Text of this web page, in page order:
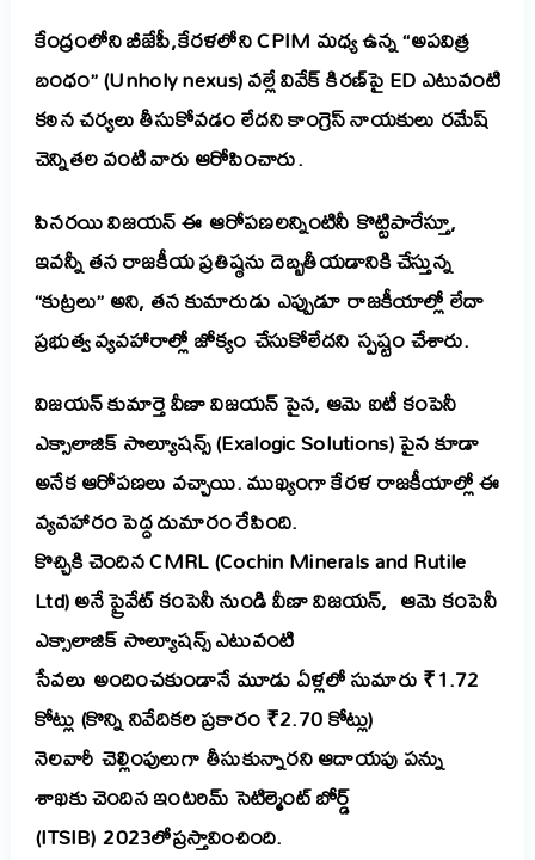
కేంద్రంలోని బీజేపీ,కేరళలోని CPIM మధ్య ఉన్న “అపవిత్ర
బంధం” (Unholy nexus) వల్లే వివేక్ కిరణ్‌పై ED ఎటువంటి
కఠిన చర్యలు తీసుకోవడం లేదని కాంగ్రెస్ నాయకులు రమేష్
చెన్నితల వంటి వారు ఆరోపించారు.
పినరయి విజయన్ ఈ ఆరోపణలన్నింటినీ కొట్టిపారేస్తూ,
ఇవన్నీ తన రాజకీయ ప్రతిష్ఠను దెబ్బతీయడానికి చేస్తున్న
“కుట్రలు” అని, తన కుమారుడు ఎప్పుడూ రాజకీయాల్లో లేదా
ప్రభుత్వ వ్యవహారాల్లో జోక్యం చేసుకోలేదని స్పష్టం చేశారు.
విజయన్ కుమార్తె వీణా విజయన్ పైన, ఆమె ఐటీ కంపెనీ
ఎక్సాలాజిక్ సొల్యూషన్స్ (Exalogic Solutions) పైన కూడా
అనేక ఆరోపణలు వచ్చాయి. ముఖ్యంగా కేరళ రాజకీయాల్లో ఈ
వ్యవహారం పెద్ద దుమారం రేపింది.
కొచ్చికి చెందిన CMRL (Cochin Minerals and Rutile
Ltd) అనే ప్రైవేట్ కంపెనీ నుండి వీణా విజయన్, ఆమె కంపెనీ
ఎక్సాలాజిక్ సొల్యూషన్స్ ఎటువంటి
సేవలు అందించకుండానే మూడు ఏళ్లలో సుమారు ₹1.72
కోట్లు (కొన్ని నివేదికల ప్రకారం ₹2.70 కోట్లు)
నెలవారీ చెల్లింపులుగా తీసుకున్నారని ఆదాయపు పన్ను
శాఖకు చెందిన ఇంటరిమ్ సెటిల్మెంట్ బోర్డ్
(ITSIB) 2023లోప్రస్తావించింది.